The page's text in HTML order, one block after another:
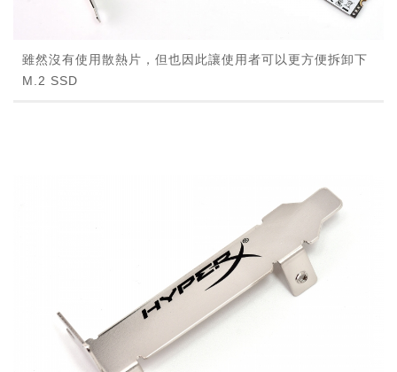
雖然沒有使用散熱片，但也因此讓使用者可以更方便拆卸下
M.2 SSD